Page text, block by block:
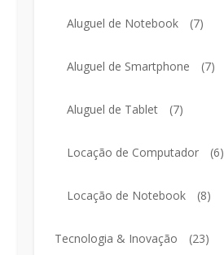
Aluguel de Notebook (7)
Aluguel de Smartphone (7)
Aluguel de Tablet (7)
Locação de Computador (6)
Locação de Notebook (8)
Tecnologia & Inovação (23)